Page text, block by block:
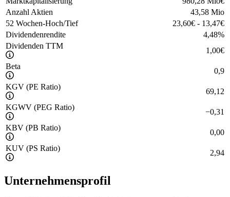
Anzahl Aktien
43,58 Mio
52 Wochen-Hoch/Tief
23,60€ - 13,47€
Dividendenrendite
4,48%
Dividenden TTM
1,00€
Beta
0,9
KGV (PE Ratio)
69,12
KGWV (PEG Ratio)
−0,31
KBV (PB Ratio)
0,00
KUV (PS Ratio)
2,94
Unternehmensprofil